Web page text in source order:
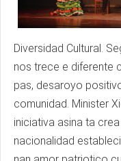
Diversidad Cultural.
nos trece e diferente
pas, desaroyo
comunidad. Minister
iniciativa asina ta
nacionalidad